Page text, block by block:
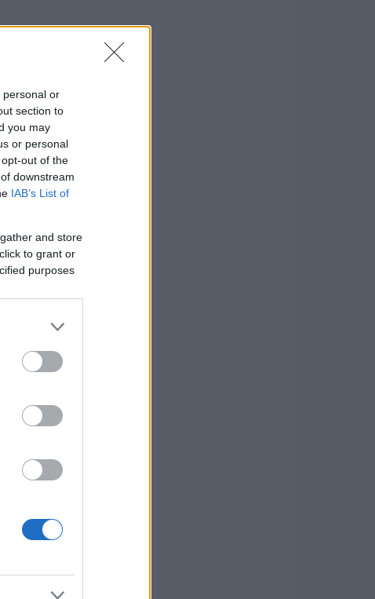
personal or
section to
you may
or personal
out of the
downstream
IAB’s List of
and store
to grant or
purposes